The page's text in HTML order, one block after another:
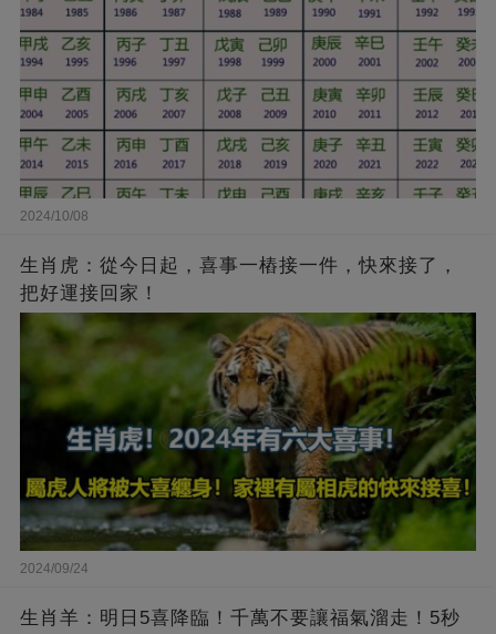
2024/10/08
生肖虎：從今日起，喜事一樁接一件，快來接了，
把好運接回家！
2024/09/24
生肖羊：明日5喜降臨！千萬不要讓福氣溜走！5秒